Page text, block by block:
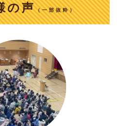
の声（一部抜粋）